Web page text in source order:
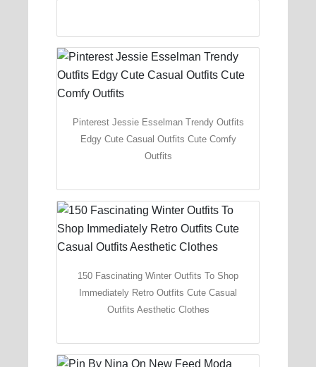
Pinterest Jessie Esselman Trendy Outfits
Edgy Cute Casual Outfits Cute Comfy
Outfits
150 Fascinating Winter Outfits To Shop
Immediately Retro Outfits Cute Casual
Outfits Aesthetic Clothes